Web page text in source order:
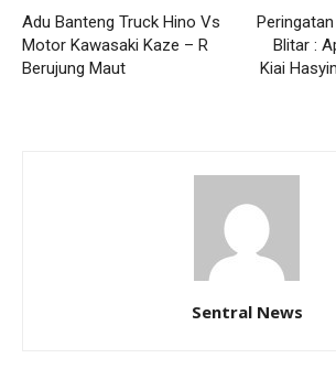
Adu Banteng Truck Hino Vs
Motor Kawasaki Kaze – R
Berujung Maut
Blitar :
Kiai
Sentral News